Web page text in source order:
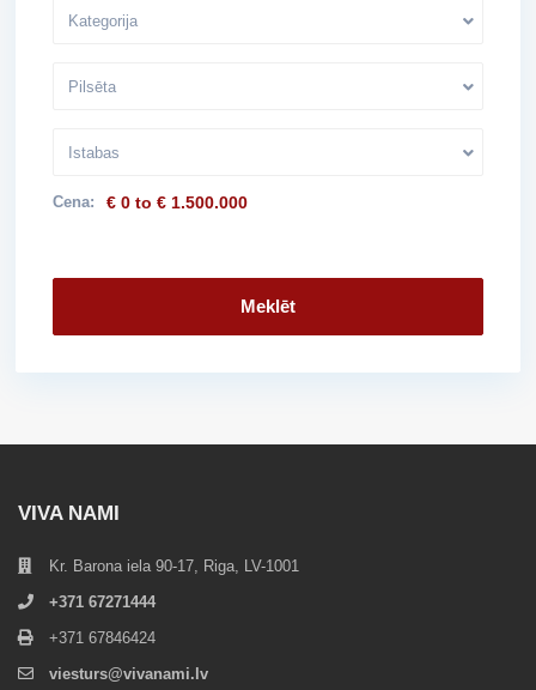
Kategorija
Pilsēta
Istabas
Cena: € 0 to € 1.500.000
Meklēt
VIVA NAMI
Kr. Barona iela 90-17, Riga, LV-1001
+371 67271444
+371 67846424
viesturs@vivanami.lv